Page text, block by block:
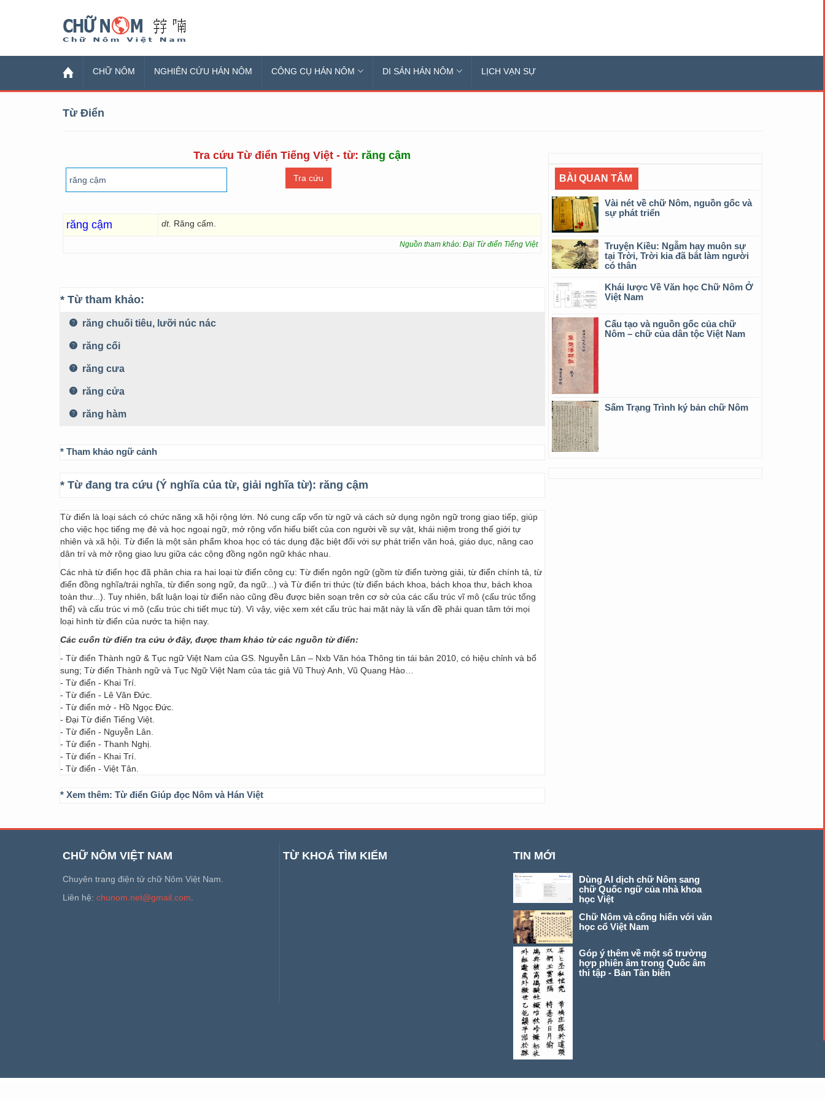
CHỮ NÔM NGHIÊN CỨU HÁN NÔM CÔNG CỤ HÁN NÔM DI SẢN HÁN NÔM LỊCH VẠN SỰ
Từ Điển
Tra cứu Từ điển Tiếng Việt - từ: răng cậm
răng cậm dt. Răng cấm.
Nguồn tham khảo: Đại Từ điển Tiếng Việt
* Từ tham khảo:
răng chuối tiêu, lưỡi núc nác
răng cối
răng cưa
răng cửa
răng hàm
* Tham khảo ngữ cảnh
* Từ đang tra cứu (Ý nghĩa của từ, giải nghĩa từ): răng cậm
Từ điển là loại sách có chức năng xã hội rộng lớn. Nó cung cấp vốn từ ngữ và cách sử dụng ngôn ngữ trong giao tiếp, giúp
cho việc học tiếng mẹ đẻ và học ngoại ngữ, mở rộng vốn hiểu biết của con người về sự vật, khái niệm trong thế giới tự
nhiên và xã hội. Từ điển là một sản phẩm khoa học có tác dụng đặc biệt đối với sự phát triển văn hoá, giáo dục, nâng cao
dân trí và mở rộng giao lưu giữa các cộng đồng ngôn ngữ khác nhau.
Các nhà từ điển học đã phân chia ra hai loại từ điển công cụ: Từ điển ngôn ngữ (gồm từ điển tường giải, từ điển chính tả, từ
điển đồng nghĩa/trái nghĩa, từ điển song ngữ, đa ngữ...) và Từ điển tri thức (từ điển bách khoa, bách khoa thư, bách khoa
toàn thư...). Tuy nhiên, bất luận loại từ điển nào cũng đều được biên soạn trên cơ sở của các cấu trúc vĩ mô (cấu trúc tổng
thể) và cấu trúc vi mô (cấu trúc chi tiết mục từ). Vì vậy, việc xem xét cấu trúc hai mặt này là vấn đề phải quan tâm tới mọi
loại hình từ điển của nước ta hiện nay.
Các cuốn từ điển tra cứu ở đây, được tham khảo từ các nguồn từ điển:
- Từ điển Thành ngữ & Tục ngữ Việt Nam của GS. Nguyễn Lân – Nxb Văn hóa Thông tin tái bản 2010, có hiệu chỉnh và bổ
sung; Từ điển Thành ngữ và Tục Ngữ Việt Nam của tác giả Vũ Thuý Anh, Vũ Quang Hào…
- Từ điển - Khai Trí.
- Từ điển - Lê Văn Đức.
- Từ điển mở - Hồ Ngọc Đức.
- Đại Từ điển Tiếng Việt.
- Từ điển - Nguyễn Lân.
- Từ điển - Thanh Nghị.
- Từ điển - Khai Trí.
- Từ điển - Việt Tân.
* Xem thêm: Từ điển Giúp đọc Nôm và Hán Việt
BÀI QUAN TÂM
Vài nét về chữ Nôm, nguồn gốc và
sự phát triển
Truyện Kiều: Ngẫm hay muôn sự
tại Trời, Trời kia đã bắt làm người
có thân
Khái lược Về Văn học Chữ Nôm Ở
Việt Nam
Cấu tạo và nguồn gốc của chữ
Nôm – chữ của dân tộc Việt Nam
Sấm Trạng Trình ký bản chữ Nôm
CHỮ NÔM VIỆT NAM
Chuyên trang điện tử chữ Nôm Việt Nam.
Liên hệ: chunom.net@gmail.com
TỪ KHOÁ TÌM KIẾM TIN MỚI
Dùng AI dịch chữ Nôm sang
chữ Quốc ngữ của nhà khoa
học Việt
Chữ Nôm và cống hiến với văn
học cổ Việt Nam
Góp ý thêm về một số trường
hợp phiên âm trong Quốc âm
thi tập - Bản Tân biên